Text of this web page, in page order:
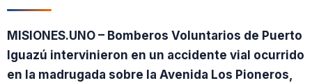
MISIONES.UNO – Bomberos Voluntarios de Puerto
Iguazú intervinieron en un accidente vial ocurrido
en la madrugada sobre la Avenida Los Pioneros,